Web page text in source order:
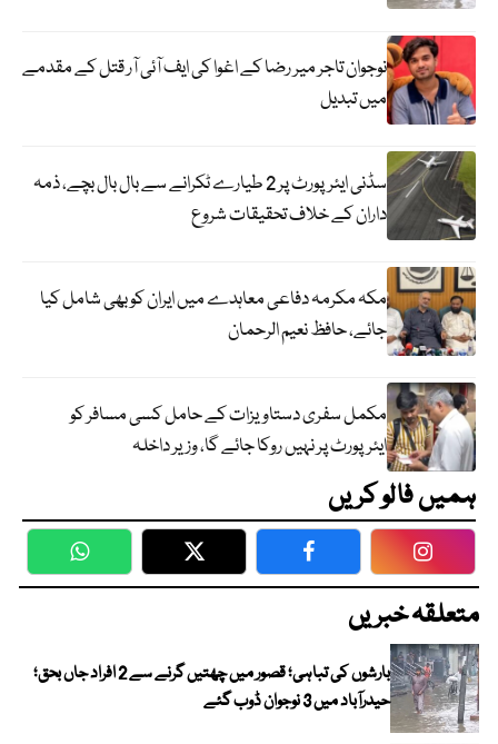
نوجوان تاجر میر رضا کے اغوا کی ایف آئی آر قتل کے مقدمے
میں تبدیل
سڈنی ایئرپورٹ پر 2 طیارے ٹکرانے سے بال بال بچے، ذمہ
داران کے خلاف تحقیقات شروع
مکہ مکرمہ دفاعی معاہدے میں ایران کو بھی شامل کیا
جائے، حافظ نعیم الرحمان
مکمل سفری دستاویزات کے حامل کسی مسافر کو
ایئرپورٹ پر نہیں روکا جائے گا، وزیر داخلہ
ہمیں فالو کریں
WhatsApp Twitter Facebook
متعلقہ خبریں
بارشوں کی تباہی؛ قصور میں چھتیں گرنے سے 2 افراد جاں بحق؛
حیدرآباد میں 3 نوجوان ڈوب گئے